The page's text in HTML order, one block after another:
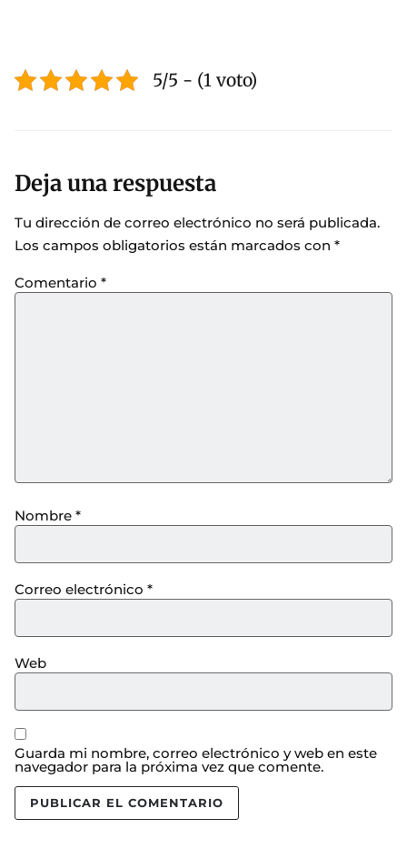
5/5 - (1 voto)
Deja una respuesta
Tu dirección de correo electrónico no será publicada.
Los campos obligatorios están marcados con *
Comentario *
Nombre *
Correo electrónico *
Web
Guarda mi nombre, correo electrónico y web en este
navegador para la próxima vez que comente.